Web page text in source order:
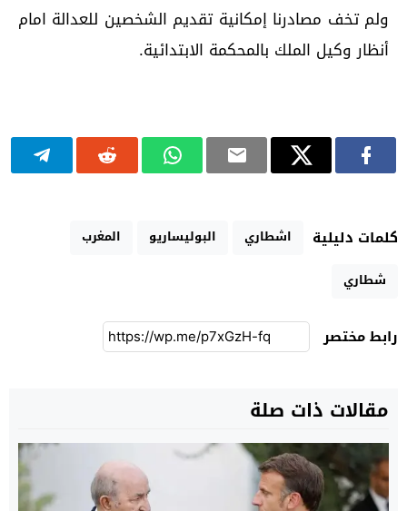
ولم تخف مصادرنا إمكانية تقديم الشخصين للعدالة امام
أنظار وكيل الملك بالمحكمة الابتدائية.
كلمات دليلية اشطاري البوليساريو
المغرب
شطاري
رابط مختصر
مقالات ذات صلة